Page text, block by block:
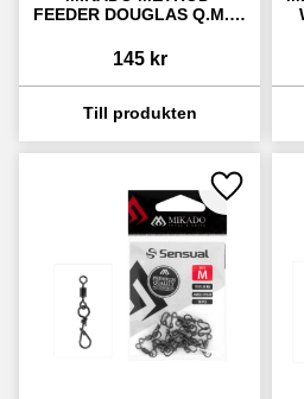
FEEDER DOUGLAS Q.M.F.
145kr
Lägg till